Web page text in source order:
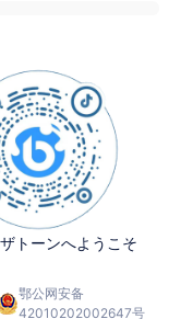
ー
ッ
。
トーンへようこそ
鄂公网安备
42010202002647号